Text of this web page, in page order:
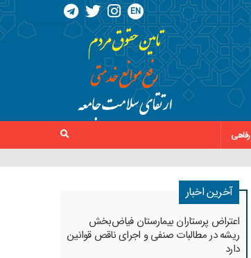
EN
رفاهی
آخرین اخبار
اعتراض پرستاران بیمارستان فیاض‌بخش
ریشه در مطالبات صنفی و اجرای ناقص قوانین
دارد